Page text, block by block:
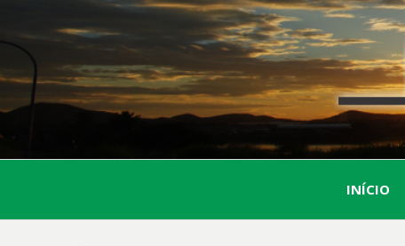
INÍCIO